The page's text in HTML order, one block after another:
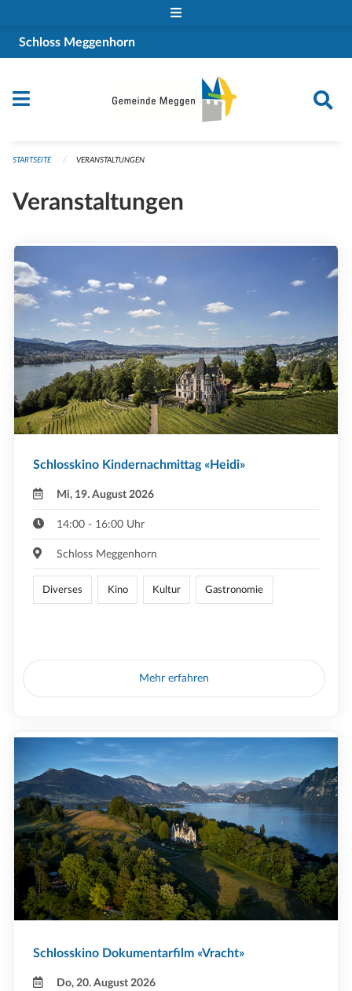
Schloss Meggenhorn
STARTSEITE VERANSTALTUNGEN
Veranstaltungen
Schlosskino Kindernachmittag «Heidi»
Mi, 19. August 2026
14:00 - 16:00 Uhr
Schloss Meggenhorn
Diverses Kino Kultur Gastronomie
Mehr erfahren
Schlosskino Dokumentarfilm «Vracht»
Do, 20. August 2026